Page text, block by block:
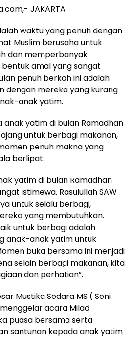
JAKARTA
waktu yang penuh dengan
Muslim berusaha untuk
dan memperbanyak
bentuk amal yang sangat
penuh berkah ini adalah
dengan mereka yang kurang
anak yatim.
anak yatim di bulan Ramadhan
untuk berbagi makanan,
penuh makna yang
berlipat.
yatim di bulan Ramadhan
istimewa. Rasulullah SAW
untuk selalu berbagi,
yang membutuhkan.
untuk berbagi adalah
anak-anak yatim untuk
buka bersama ini menjadi
selain berbagi makanan, kita
dan perhatian”.
Mustika Sedara MS ( Seni
acara Milad
puasa bersama serta
santunan kepada anak yatim